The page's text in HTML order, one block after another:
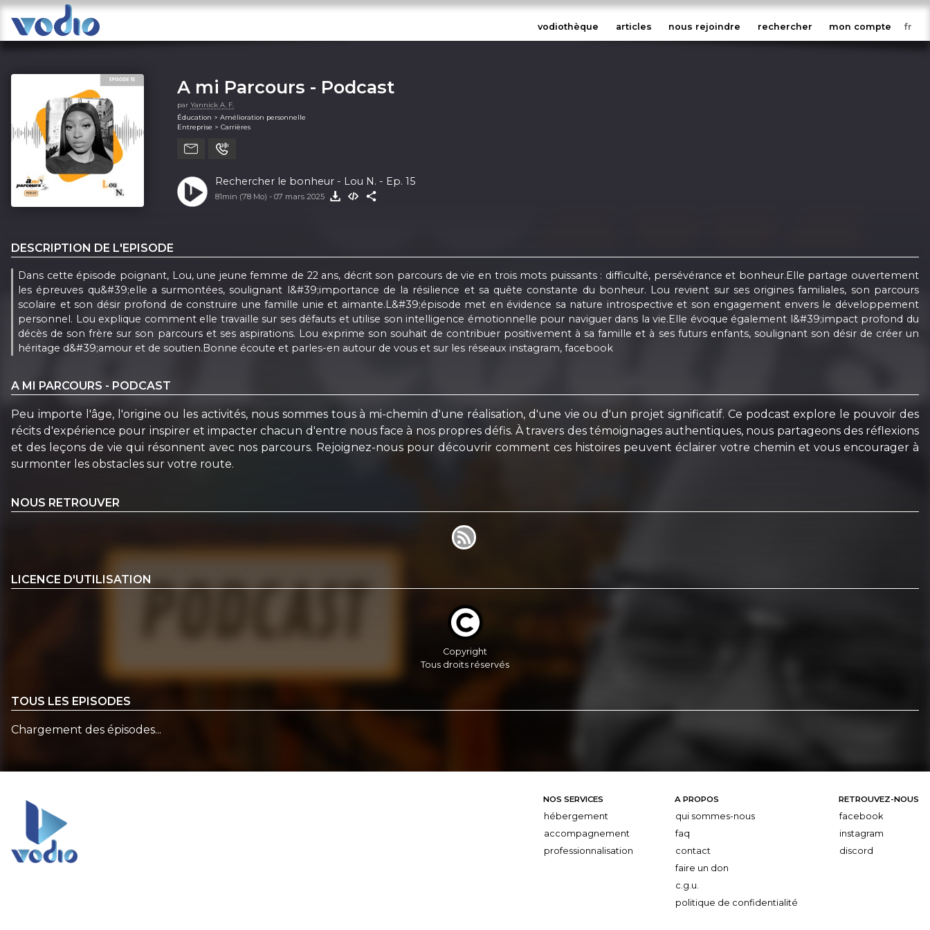
vodiothèque articles nous rejoindre rechercher mon compte
A mi Parcours - Podcast
par Yannick A. F.
Éducation > Amélioration personnelle
Entreprise > Carrières
Rechercher le bonheur - Lou N. - Ep. 15
81min (78 Mo) - 07 mars 2025
DESCRIPTION DE L'EPISODE
Dans cette épisode poignant, Lou, une jeune femme de 22 ans, décrit son parcours de vie en trois mots puissants : difficulté, persévérance et bonheur.Elle partage ouvertement
les épreuves qu&#39;elle a surmontées, soulignant l&#39;importance de la résilience et sa quête constante du bonheur. Lou revient sur ses origines familiales, son parcours
scolaire et son désir profond de construire une famille unie et aimante.L&#39;épisode met en évidence sa nature introspective et son engagement envers le développement
personnel. Lou explique comment elle travaille sur ses défauts et utilise son intelligence émotionnelle pour naviguer dans la vie.Elle évoque également l&#39;impact profond du
décès de son frère sur son parcours et ses aspirations. Lou exprime son souhait de contribuer positivement à sa famille et à ses futurs enfants, soulignant son désir de créer un
héritage d&#39;amour et de soutien.Bonne écoute et parles-en autour de vous et sur les réseaux instagram, facebook
A MI PARCOURS - PODCAST
Peu importe l'âge, l'origine ou les activités, nous sommes tous à mi-chemin d'une réalisation, d'une vie ou d'un projet significatif. Ce podcast explore le pouvoir des
récits d'expérience pour inspirer et impacter chacun d'entre nous face à nos propres défis. À travers des témoignages authentiques, nous partageons des réflexions
et des leçons de vie qui résonnent avec nos parcours. Rejoignez-nous pour découvrir comment ces histoires peuvent éclairer votre chemin et vous encourager à
surmonter les obstacles sur votre route.
NOUS RETROUVER
LICENCE D'UTILISATION
Copyright
Tous droits réservés
TOUS LES EPISODES
Chargement des épisodes...
NOS SERVICES
hébergement
accompagnement
professionnalisation
A PROPOS
qui sommes-nous
faq
contact
faire un don
c.g.u.
politique de confidentialité
RETROUVEZ-NOUS
facebook
instagram
discord